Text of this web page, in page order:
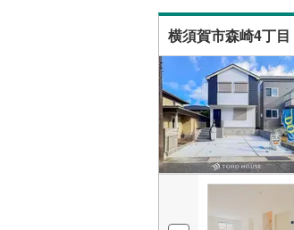
横須賀市森崎4丁目